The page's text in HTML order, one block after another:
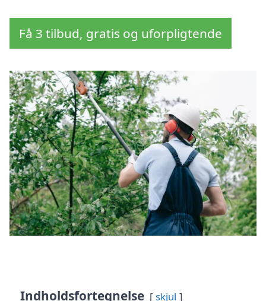
Få 3 tilbud, gratis og uforpligtende
Indholdsfortegnelse skjul